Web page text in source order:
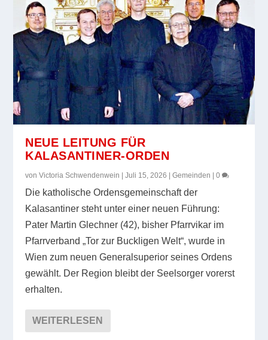
NEUE LEITUNG FÜR
KALASANTINER-ORDEN
vonVictoria Schwendenwein |Juli 15, 2026 |Gemeinden |0
Die katholische Ordensgemeinschaft der
Kalasantiner steht unter einer neuen Führung:
Pater Martin Glechner (42), bisher Pfarrvikar im
Pfarrverband „Tor zur Buckligen Welt“, wurde in
Wien zum neuen Generalsuperior seines Ordens
gewählt. Der Region bleibt der Seelsorger vorerst
erhalten.
WEITERLESEN